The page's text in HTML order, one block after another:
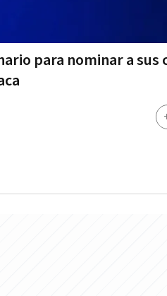
para nominar a sus